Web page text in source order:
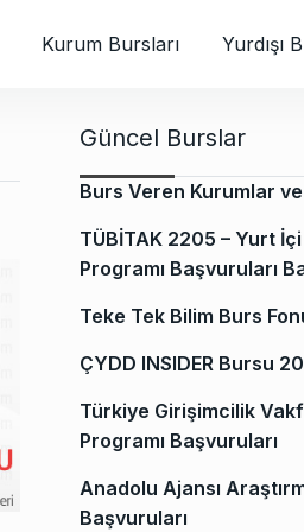
Kurum Bursları Yurdışı
Güncel Burslar
Burs Veren Kurumlar
TÜBİTAK 2205 – Yurt
Programı Başvuruları
Teke Tek Bilim Burs
ÇYDD INSIDER Bursu
Türkiye Girişimcilik
Programı Başvuruları
Anadolu Ajansı
Başvuruları